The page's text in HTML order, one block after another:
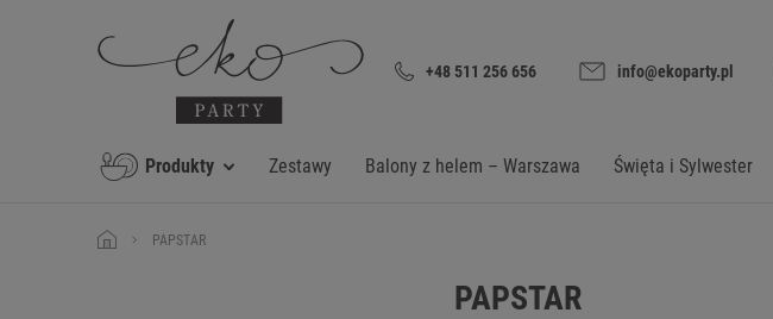
+48 511 256 656 info@ekoparty.pl
Produkty Zestawy Balony z helem – Warszawa Święta i Sylwester
PAPSTAR
PAPSTAR